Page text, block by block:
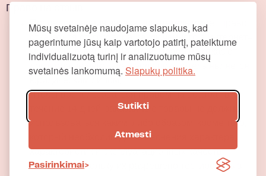
Mūsų svetainėje naudojame slapukus, kad
pagerintume jūsų kaip vartotojo patirtį, pateiktume
individualizuotą turinį ir analizuotume mūsų
svetainės lankomumą. Slapukų politika.
Sutikti
Atmesti
Pasirinkimai
Право на отзыв
После получения заказа покупатель имеет право
отказаться от договора, заключенного в интернет-
магазине, в течение 14 дней. Право на отказ от
договора не действует, если покупатель является
Чтобы воспользоваться правом на возврат в
течение 14 дней, заказанные товары не должны
использоваться каким-либо образом, кроме того,
который необходим для выяснения характера,
товаров, поскольку их разрешено тестировать в